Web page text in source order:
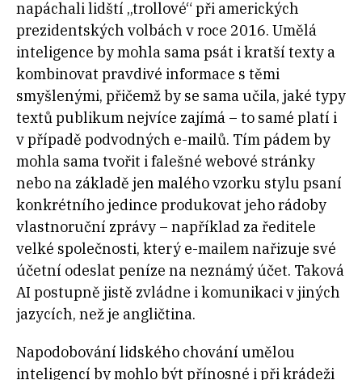
napáchali lidští „trollové“ při amerických
prezidentských volbách v roce 2016. Umělá
inteligence by mohla sama psát i kratší texty a
kombinovat pravdivé informace s těmi
smyšlenými, přičemž by se sama učila, jaké typy
textů publikum nejvíce zajímá – to samé platí i
v případě podvodných e-mailů. Tím pádem by
mohla sama tvořit i falešné webové stránky
nebo na základě jen malého vzorku stylu psaní
konkrétního jedince produkovat jeho rádoby
vlastnoruční zprávy – například za ředitele
velké společnosti, který e-mailem nařizuje své
účetní odeslat peníze na neznámý účet. Taková
AI postupně jistě zvládne i komunikaci v jiných
jazycích, než je angličtina.
Napodobování lidského chování umělou
inteligencí by mohlo být přínosné i při krádeži